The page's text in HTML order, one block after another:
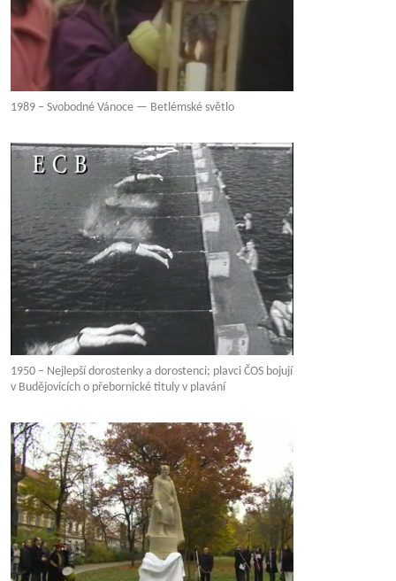
1989 – Svobodné Vánoce — Betlémské světlo
1950 – Nejlepší dorostenky a dorostenci; plavci ČOS bojují
v Budějovicích o přebornické tituly v plavání